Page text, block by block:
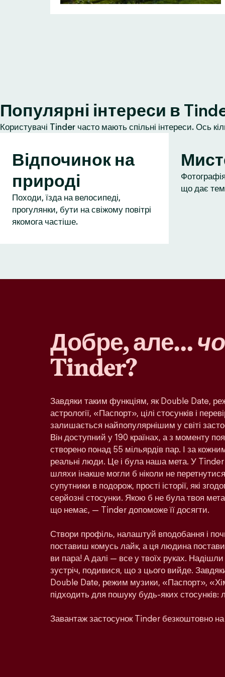
Популярні інтереси в
Користувачі Tinder часто мають спільні інтереси. Ось
Відпочинок на
природі
Походи, їзда на велосипеді,
прогулянки, бути на свіжому повітрі
якомога частіше.
що дає
Добре, але…
Tinder?
Завдяки таким функціям, як Double Date,
астрології, «Паспорт», цілі стосунків і
залишається найпопулярнішим у світі
Він доступний у 190 країнах, а з моменту
створено понад 55 мільярдів пар. І за
реальні люди. Це і була наша мета. У
шляхи інакше могли б ніколи не
супутники в подорож, прості історії, які
серйозні стосунки. Якою б не була твоя мета
що немає, — Tinder допоможе її досягти.
Створи профіль, налаштуй вподобання і
поставиш комусь лайк, а ця людина
ви пара! А далі — все у твоїх руках.
зустріч, подивися, що з цього вийде.
Double Date, режим музики, «Паспорт»,
підходить для пошуку будь-яких стосунків:
Завантаж застосунок Tinder безкоштовно